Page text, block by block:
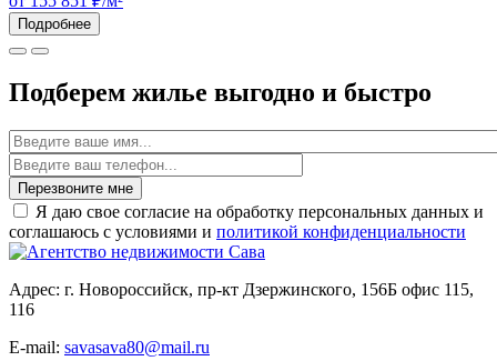
Подробнее
Подберем жилье выгодно и быстро
Имя
Перезвоните мне
Я даю свое согласие на обработку персональных данных и
соглашаюсь с условиями и политикой конфиденциальности
Адрес: г. Новороссийск, пр-кт Дзержинского, 156Б офис 115,
116
E-mail: savasava80@mail.ru